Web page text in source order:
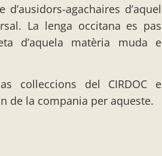
agachaires d’aquel
La lenga occitana es pas
d’aquela matèria muda e
colleccions del CIRDOC e
de la compania per aqueste.